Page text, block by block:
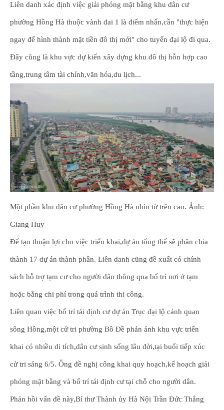
Liên danh xác định việc giải phóng mặt bằng khu dân cư
phường Hồng Hà thuộc vành đai 1 là điểm nhấn,cần "thực hiện
ngay để hình thành mặt tiền đô thị mới" cho tuyến đại lộ đi qua.
Đây cũng là khu vực dự kiến xây dựng khu đô thị hỗn hợp cao
tầng,trung tâm tài chính,văn hóa,du lịch...
Một phần khu dân cư phường Hồng Hà nhìn từ trên cao. Ảnh:
Giang Huy
Để tạo thuận lợi cho việc triển khai,dự án tổng thể sẽ phân chia
thành 17 dự án thành phần. Liên danh cũng đề xuất có chính
sách hỗ trợ tạm cư cho người dân thông qua bố trí nơi ở tạm
hoặc bằng chi phí trong quá trình thi công.
Liên quan việc bố trí tái định cư dự án Trục đại lộ cảnh quan
sông Hồng,một cử tri phường Bồ Đề phản ánh khu vực triển
khai có nhiều di tích,dân cư sinh sống lâu đời,tại buổi tiếp xúc
cử tri sáng 6/5. Ông đề nghị công khai quy hoạch,kế hoạch giải
phóng mặt bằng và bố trí tái định cư tại chỗ cho người dân.
Phản hồi vấn đề này,Bí thư Thành ủy Hà Nội Trần Đức Thắng